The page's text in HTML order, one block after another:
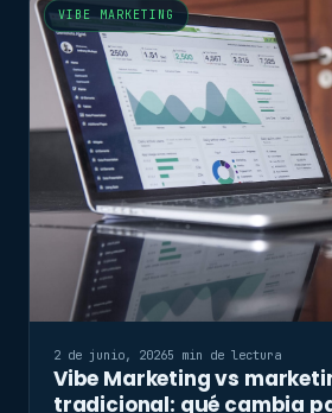
VIBE MARKETING
2 de junio, 20265 min de lectura
Vibe Marketing vs
tradicional: qué cambia